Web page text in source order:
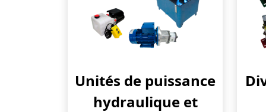
Unités de puissance
hydraulique et